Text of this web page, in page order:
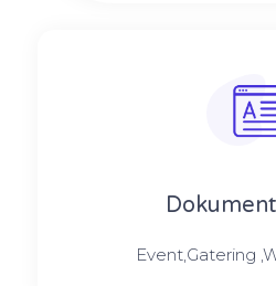
Event,Gatering